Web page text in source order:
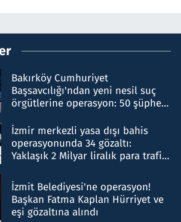
Bakırköy Cumhuriyet
Başsavcılığı'ndan yeni nesil suç
örgütlerine operasyon: 50 şüpheli
İzmir merkezli yasa dışı bahis
operasyonunda 34 gözaltı:
Yaklaşık 2 Milyar liralık para trafiği
İzmit Belediyesi'ne operasyon!
Başkan Fatma Kaplan Hürriyet ve
eşi gözaltına alındı